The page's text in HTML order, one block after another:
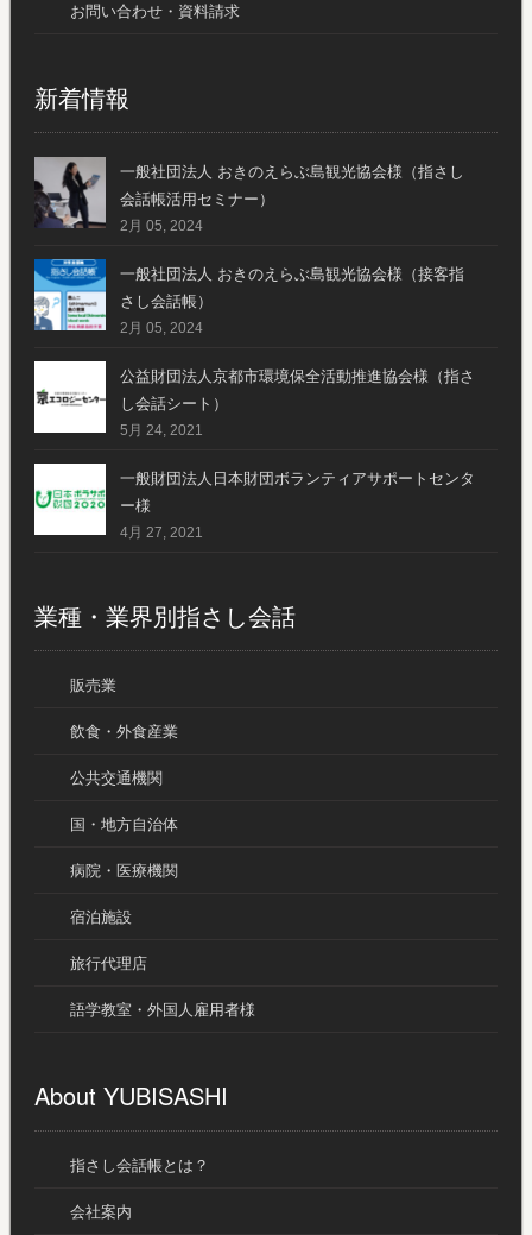
お問い合わせ・資料請求
新着情報
一般社団法人 おきのえらぶ島観光協会様（指さし
会話帳活用セミナー）
2月 05, 2024
一般社団法人 おきのえらぶ島観光協会様（接客指
さし会話帳）
2月 05, 2024
公益財団法人京都市環境保全活動推進協会様（指さ
し会話シート）
5月 24, 2021
一般財団法人日本財団ボランティアサポートセンタ
ー様
4月 27, 2021
業種・業界別指さし会話
販売業
飲食・外食産業
公共交通機関
国・地方自治体
病院・医療機関
宿泊施設
旅行代理店
語学教室・外国人雇用者様
About YUBISASHI
指さし会話帳とは？
会社案内